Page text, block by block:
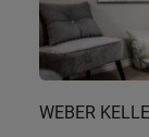
WEBER